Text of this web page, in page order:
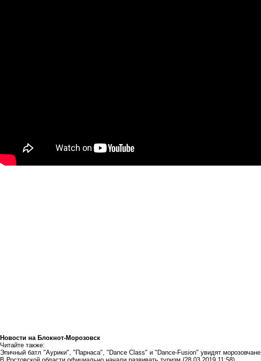
Новости на Блoкнoт-Морозовск
Читайте также:
Эпичный батл "Аурики", "Парнаса", "Dance Class" и "Dance-Fusion" увидят морозовчане